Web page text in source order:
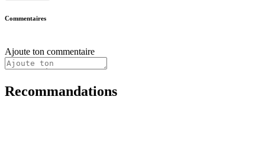
Commentaires
Ajoute ton commentaire
Recommandations